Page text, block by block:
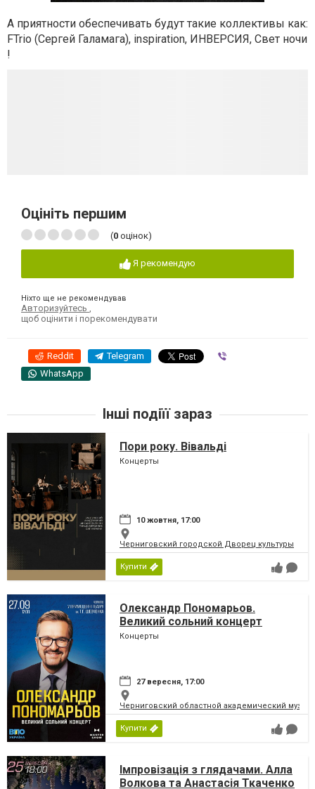
А приятности обеспечивать будут такие коллективы как:
FTrio (Сергей Галамага), inspiration, ИНВЕРСИЯ, Свет ночи
!
Оцініть першим
(0 оцінок)
Я рекомендую
Ніхто ще не рекомендував
Авторизуйтесь
щоб оцінити і порекомендувати
Reddit Telegram
WhatsApp
Інші подіїї зараз
Пори року. Вівальді
Концерты
10 жовтня, 17:00
Черниговский городской Дворец культуры
Купити
Олександр Пономарьов.
Великий сольний концерт
Концерты
27 вересня, 17:00
Черниговский областной академический
Купити
Імпровізація з глядачами. Алла
Волкова та Анастасія Ткаченко